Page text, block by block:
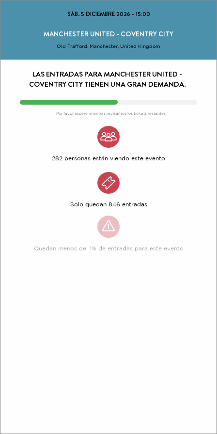
SÁB. 5 DICIEMBRE 2026 - 15:00
MANCHESTER UNITED - COVENTRY CITY
Old Trafford, Manchester, United Kingdom
LAS ENTRADAS PARA MANCHESTER UNITED -
COVENTRY CITY TIENEN UNA GRAN DEMANDA.
Por favor espere mientras revisamos los tickets restantes
282 personas están viendo este evento
Solo quedan 846 entradas
Quedan menos del 1% de entradas para este evento